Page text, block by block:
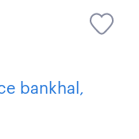
bankhal,